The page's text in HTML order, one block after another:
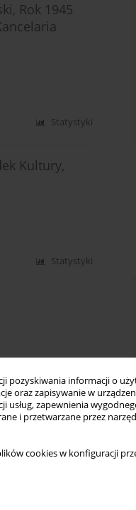
pozyskiwania informacji o
oraz zapisywanie w
usług, zapewnienia
i przetwarzane przez
cookies w konfiguracji
Rok 1945
Statystyki
Kultury,
Statystyki